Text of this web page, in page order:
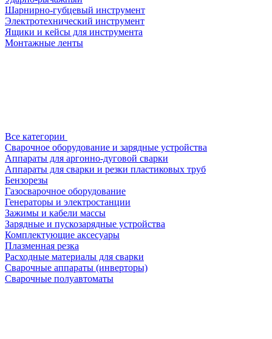
Шарнирно-губцевый инструмент
Электротехнический инструмент
Ящики и кейсы для инструмента
Монтажные ленты
Все категории
Сварочное оборудование и зарядные устройства
Аппараты для аргонно-дуговой сварки
Аппараты для сварки и резки пластиковых труб
Бензорезы
Газосварочное оборудование
Генераторы и электростанции
Зажимы и кабели массы
Зарядные и пускозарядные устройства
Комплектующие аксесуары
Плазменная резка
Расходные материалы для сварки
Сварочные аппараты (инверторы)
Сварочные полуавтоматы